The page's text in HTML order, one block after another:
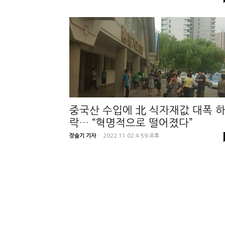
중국산 수입에 北 식자재값 대폭 하
락… “혁명적으로 떨어졌다”
장슬기 기자 - 2022.11.02 4:59 오후